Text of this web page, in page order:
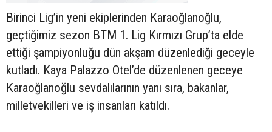
Birinci Lig’in yeni ekiplerinden Karaoğlanoğlu,
geçtiğimiz sezon BTM 1. Lig Kırmızı Grup’ta elde
ettiği şampiyonluğu dün akşam düzenlediği geceyle
kutladı. Kaya Palazzo Otel’de düzenlenen geceye
Karaoğlanoğlu sevdalılarının yanı sıra, bakanlar,
milletvekilleri ve iş insanları katıldı.